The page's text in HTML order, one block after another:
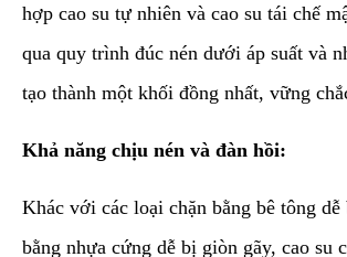
hợp cao su tự nhiên và cao su tái chế
qua quy trình đúc nén dưới áp suất và
tạo thành một khối đồng nhất, vững
Khả năng chịu nén và đàn hồi:
Khác với các loại chặn bằng bê tông
bằng nhựa cứng dễ bị giòn gãy, cao su